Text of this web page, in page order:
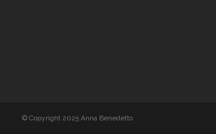
© Copyright 2025 Anna Benedetto